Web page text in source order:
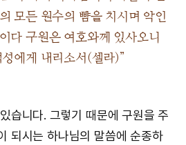
모든 원수의 뺨을 치시며 악인
다 구원은 여호와께 있사오니
에게 내리소서(셀라)”
습니다. 그렇기 때문에 구원을 주
되시는 하나님의 말씀에 순종하